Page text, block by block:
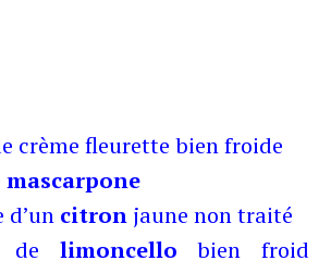
crème fleurette bien froide
mascarpone
d’un citron jaune non traité
de
limoncello
bien froid